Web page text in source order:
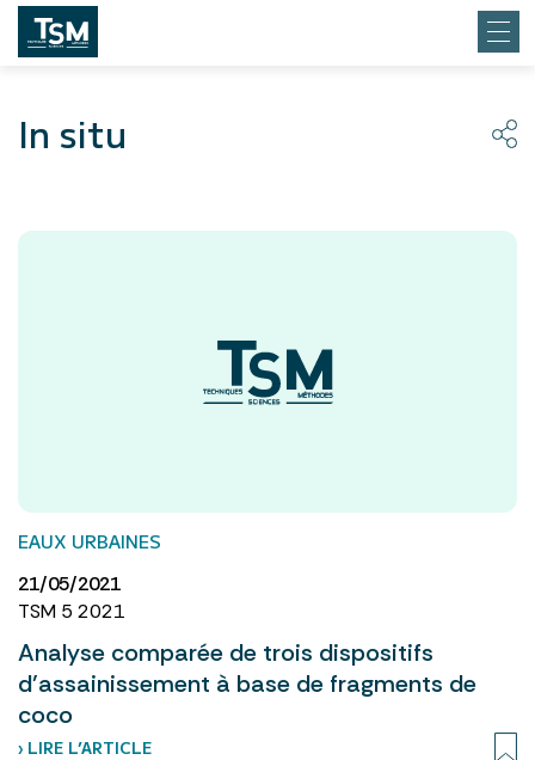
In situ
EAUX URBAINES
21/05/2021
TSM 5 2021
Analyse comparée de trois dispositifs
d’assainissement à base de fragments de
coco
› LIRE L’ARTICLE